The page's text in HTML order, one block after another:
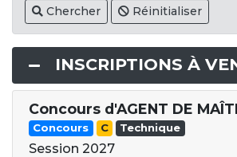
Chercher Réinitialiser
INSCRIPTIONS À
Concours d'AGENT DE
Concours C Technique
Session 2027